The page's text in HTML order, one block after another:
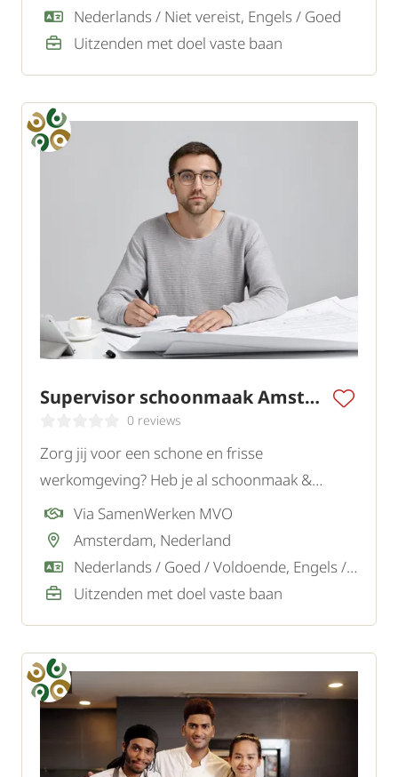
gasten.Nederlands / Niet vereist, Engels / Goed
Uitzenden met doel vaste baan
Supervisor schoonmaak Amsterdam
0 reviews
Zorg jij voor een schone en frisse
werkomgeving? Heb je al schoonmaak &
leidinggevende ervaring? Solliciteer dan snel!
Via SamenWerken MVO
Amsterdam, Nederland
Nederlands / Goed / Voldoende, Engels / Goed
Uitzenden met doel vaste baan